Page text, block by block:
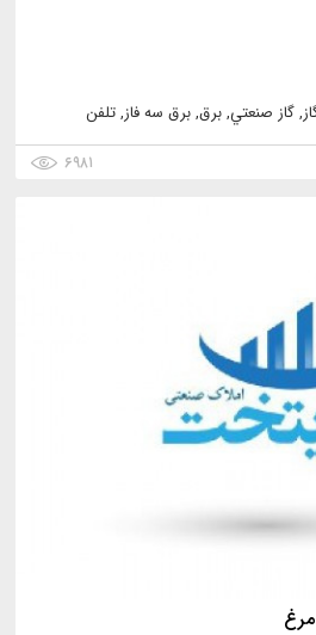
گاز صنعتي, برق, برق سه فاز, تلفن
۶۹۸۱